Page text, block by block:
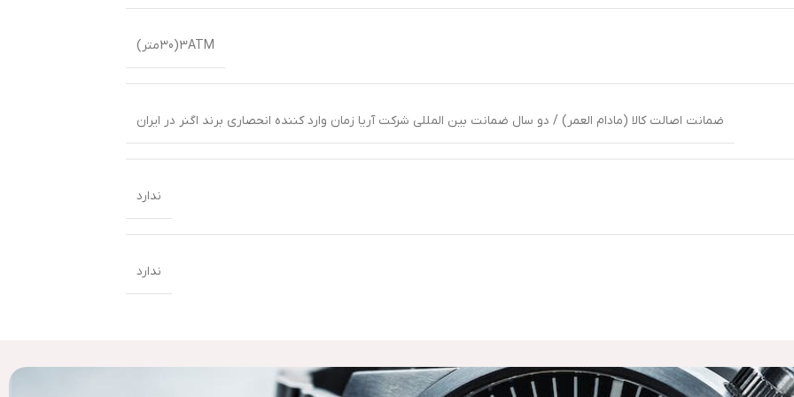
3ATM(30متر)
ضمانت اصالت کالا (مادام العمر) / دو سال ضمانت بین المللی شرکت آریا زمان وارد کننده انحصاری برند اگنر در ایران
ندارد
ندارد